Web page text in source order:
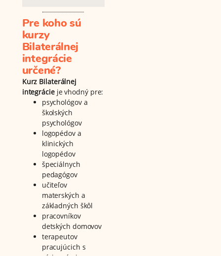
Pre koho sú
kurzy
Bilaterálnej
integrácie
určené?
Kurz Bilaterálnej
integrácieje vhodný pre:
psychológov a
školských
psychológov
logopédov a
klinických
logopédov
špeciálnych
pedagógov
učiteľov
materských a
základných škôl
pracovníkov
detských domovov
terapeutov
pracujúcich s